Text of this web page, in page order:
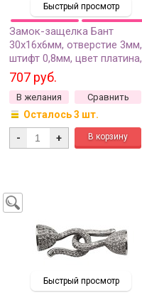
Быстрый просмотр
Замок-защелка Бант
30х16х6мм, отверстие 3мм,
штифт 0,8мм, цвет платина,
латунь/цирконий, 06-066,
1шт
707 руб.
В желания Сравнить
Осталось 3 шт.
- +
Быстрый просмотр